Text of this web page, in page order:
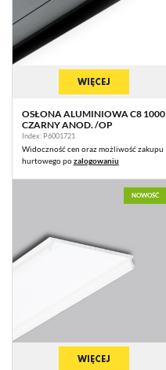
WIĘCEJ
OSŁONA ALUMINIOWA C8 1000
CZARNY ANOD. /OP
Index: P6001721
Widoczność cen oraz możliwość zakupu
hurtowego pozalogowaniu
NOWOŚĆ
WIĘCEJ